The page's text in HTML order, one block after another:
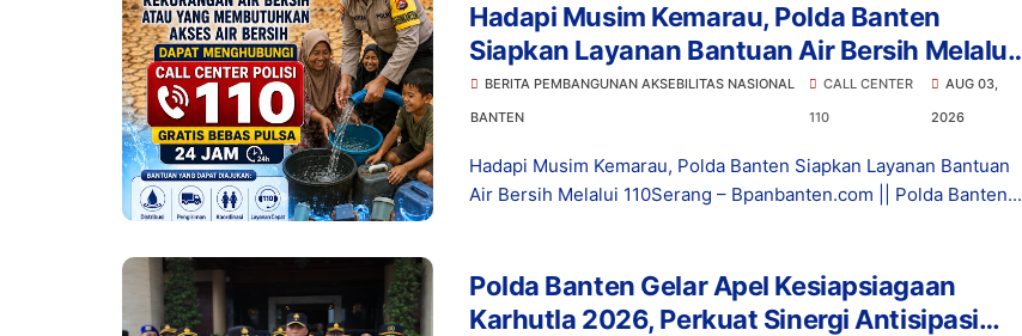
Hadapi Musim Kemarau, Polda Banten
Siapkan Layanan Bantuan Air Bersih Melalui
110
BERITA PEMBANGUNAN AKSEBILITAS NASIONAL
BANTEN
CALL CENTER
110
AUG 03,
2026
Hadapi Musim Kemarau, Polda Banten Siapkan Layanan Bantuan
Air Bersih Melalui 110Serang – Bpanbanten.com || Polda Banten...
Polda Banten Gelar Apel Kesiapsiagaan
Karhutla 2026, Perkuat Sinergi Antisipasi